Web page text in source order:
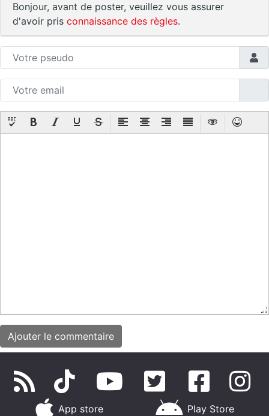
Bonjour, avant de poster, veuillez vous assurer
d'avoir pris connaissance des règles.
App store Play Store